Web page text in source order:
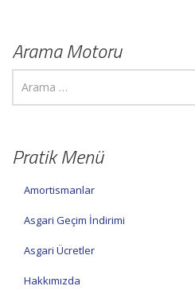
Arama Motoru
Pratik Menü
Amortismanlar
Asgari Geçim İndirimi
Asgari Ücretler
Hakkımızda